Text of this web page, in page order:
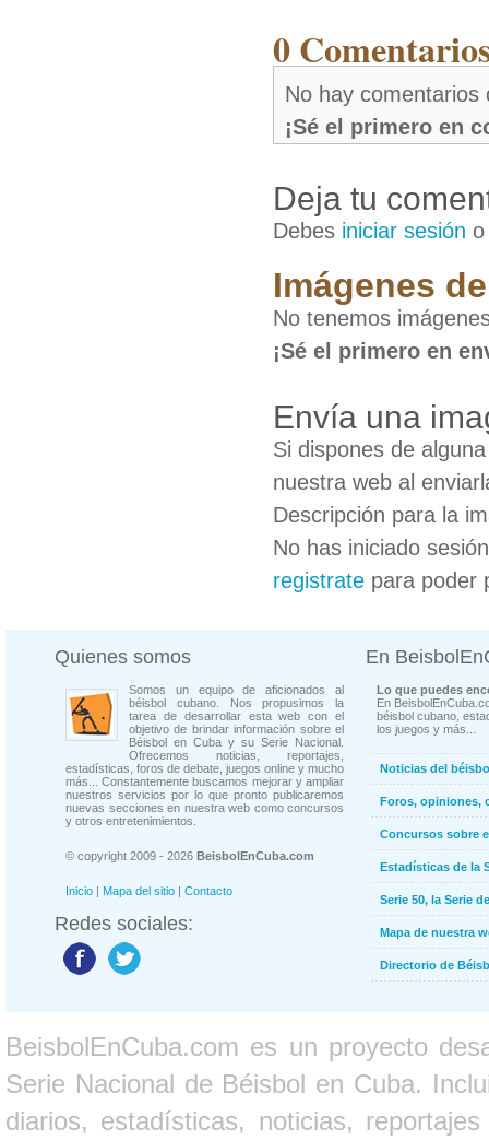
0
No hay comentarios
¡Sé el primero en
Deja tu
Debes iniciar sesión
Imágenes
No tenemos
¡Sé el primero en
Envía una
Si dispones de
nuestra web al
Descripción para la
No has iniciado
registrate para poder
Quienes somos
Somos un equipo de aficionados al
béisbol cubano. Nos propusimos la
tarea de desarrollar esta web con el
objetivo de brindar información sobre el
Béisbol en Cuba y su Serie Nacional.
Ofrecemos noticias, reportajes,
estadísticas, foros de debate, juegos online y mucho
más... Constantemente buscamos mejorar y ampliar
nuestros servicios por lo que pronto publicaremos
nuevas secciones en nuestra web como concursos
y otros entretenimientos.
© copyright 2009 - 2026 BeisbolEnCuba.com
Inicio | Mapa del sitio | Contacto
Redes sociales:
En
Lo que puedes
En
béisbol cubano,
los juegos y más...
Noticias del
Foros, opiniones,
Concursos sobre
Estadísticas de la
Serie 50, la Serie
Mapa de nuestra
Directorio de
BeisbolEnCuba.com es un proyecto
Serie Nacional de Béisbol en Cuba.
diarios, estadísticas, noticias,